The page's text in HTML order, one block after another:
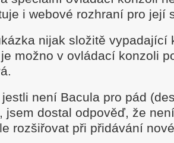
i webové rozhraní pro její
nijak složitě vypadající
možno v ovládací konzoli
není Bacula pro pád
jsem dostal odpověď, že
rozšiřovat při přidávání